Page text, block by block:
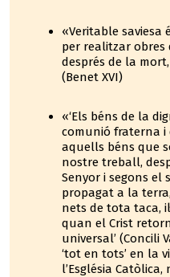
«Veritable
per realitzar obres
després de la
(Benet XVI)
«‘Els béns de la
comunió fraterna i
aquells béns que
nostre treball,
Senyor i segons el
propagat a la
nets de tota taca,
quan el Crist
universal’ (Concili
‘tot en tots’ en la
l’Església Catòlica,